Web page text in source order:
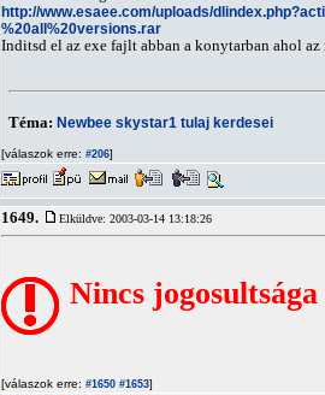
http://www.esaee.com/uploads/
%20all%20versions.rar
Inditsd el az exe fajlt abban a konytarban ahol
Téma: Newbee skystar1 tulaj kerdesei
[válaszok erre: #206]
1649. Elküldve: 2003-03-14 13:18:26
Nincs
[válaszok erre: #1650 #1653]